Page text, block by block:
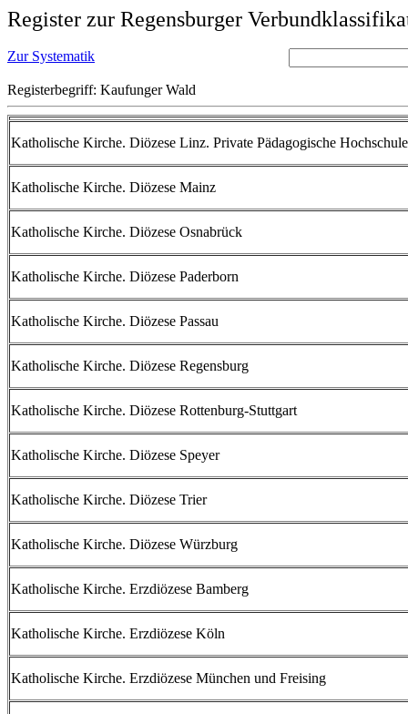
Register zur Regensburger
Zur Systematik
Registerbegriff: Kaufunger Wald
Katholische Kirche. Diözese Linz. Private Pädagogische Hochschule
Katholische Kirche. Diözese Mainz
Katholische Kirche. Diözese Osnabrück
Katholische Kirche. Diözese Paderborn
Katholische Kirche. Diözese Passau
Katholische Kirche. Diözese Regensburg
Katholische Kirche. Diözese Rottenburg-Stuttgart
Katholische Kirche. Diözese Speyer
Katholische Kirche. Diözese Trier
Katholische Kirche. Diözese Würzburg
Katholische Kirche. Erzdiözese Bamberg
Katholische Kirche. Erzdiözese Köln
Katholische Kirche. Erzdiözese München und Freising